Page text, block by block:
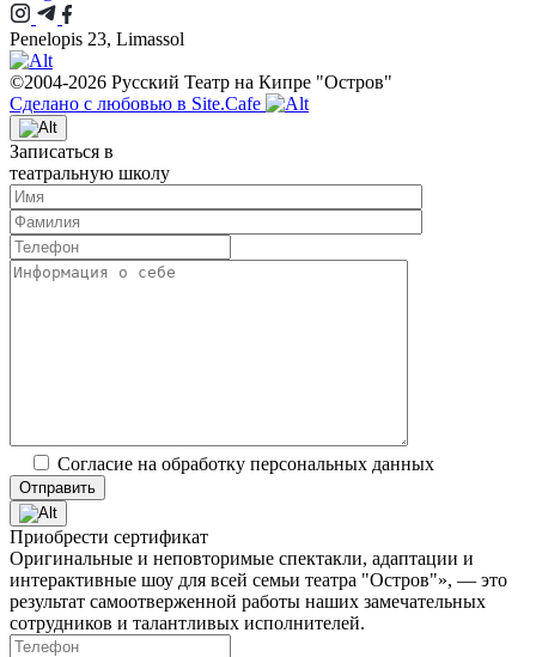
Penelopis 23, Limassol
©2004-2026 Русский Театр на Кипре "Остров"
Сделано с любовью в Site.Cafe
Записаться в
театральную школу
Согласие на обработку персональных данных
Приобрести сертификат
Оригинальные и неповторимые спектакли, адаптации и
интерактивные шоу для всей семьи театра "Остров"», — это
результат самоотверженной работы наших замечательных
сотрудников и талантливых исполнителей.